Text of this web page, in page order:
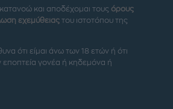
και αποδέχομαι τους όρους
εχεμύθειας του ιστοτόπου της
ότι είμαι άνω των 18 ετών ή ότι
εποπτεία γονέα ή κηδεμόνα ή